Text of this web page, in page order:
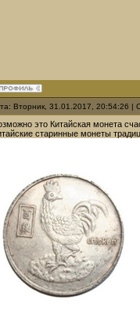
Вторник, 31.01.2017, 20:54:26
это Китайская монета
старинные монеты